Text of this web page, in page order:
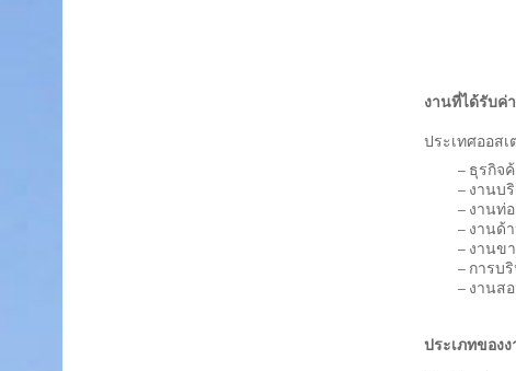
งานที่ได้รับค่
ประเทศออส
– ธุรกิจ
– งานบ
– งานท่
– งานด้
– งานข
– การบ
– งานส
ประเภทของ